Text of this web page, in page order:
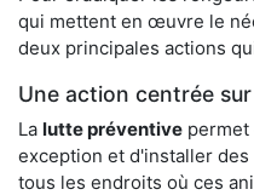
qui mettent en œuvre le
deux principales actions
Une action centrée
La lutte préventive permet
exception et d'installer
tous les endroits où ces